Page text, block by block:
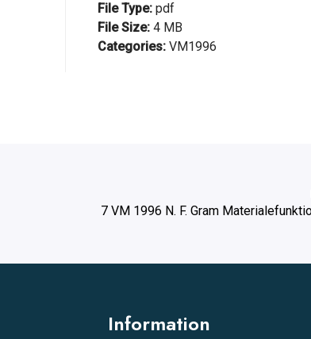
File Type: pdf
File Size: 4 MB
Categories: VM1996
7 VM 1996 N. F. Gram
Information